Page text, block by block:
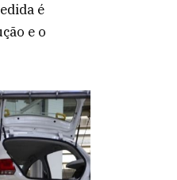
é
e o